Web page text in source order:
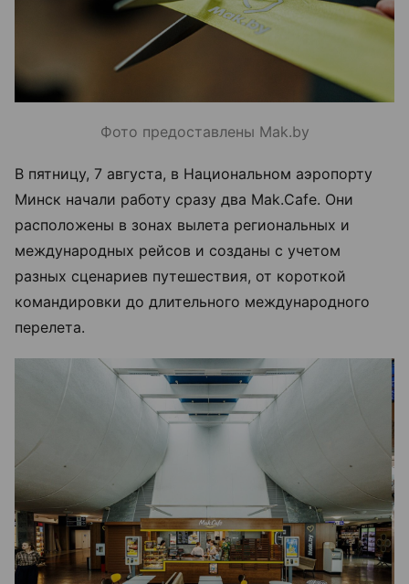
Фото предоставлены Mak.by
В пятницу, 7 августа, в Национальном аэропорту
Минск начали работу сразу два Mak.Cafe. Они
расположены в зонах вылета региональных и
международных рейсов и созданы с учетом
разных сценариев путешествия, от короткой
командировки до длительного международного
перелета.